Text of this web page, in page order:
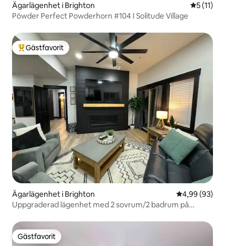
Ägarlägenhet i Brighton 5 av 5 i
5 (11)
Pöwder Perfect Powderhorn #104 I Solitude Village
Populär gästfavorit
Gästfavorit
Ägarlägenhet i Brighton 4,99 av 5 i
4,99 (93)
Uppgraderad lägenhet med 2 sovrum/2 badrum på
Gästfavorit
Gästfavorit